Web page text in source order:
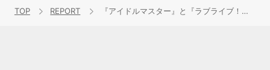
TOP REPORT 『アイドルマスター』と『ラブライブ！』の歴史的邂逅を目撃せよ！ “異次元フェス アイドルマスター★♥ラブライブ！歌合戦”DAY1全曲レポート